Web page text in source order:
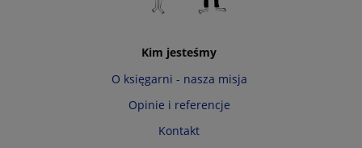
Kim jesteśmy
O księgarni - nasza misja
Opinie i referencje
Kontakt